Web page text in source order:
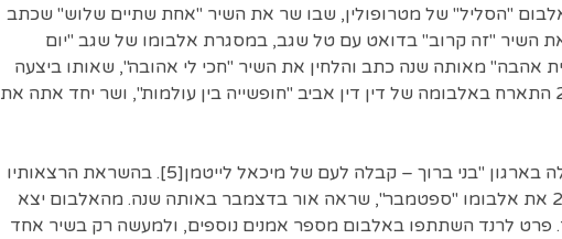
באלבום "הסליל" של מטרופולין, שבו שר את השיר "אחת שתיים שלוש" שכתב
השיר "זה קרוב" בדואט עם טל שגב, במסגרת אלבומו של שגב "יום
אהבה" מאותה שנה כתב והלחין את השיר "חכי לי אהובה", שאותו ביצעה
אברהם בדואט עם יהודה מסס. בשנת 2008 התארח באלבומה של דין דין אביב "חופשייה בין עולמות", ושר יחד אתה את
דוכין סיפר במספר ראיונות שהוא לומד קבלה בארגון "בני ברוך – קבלה לעם של מיכאל לייטמן[5]. בהשראת הרצאותיו
של לייטמן, יצר דוכין בחודש ספטמבר 2009 את אלבומו "ספטמבר", שראה אור בדצמבר באותה שנה. מהאלבום יצא
פרט לרנד השתתפו באלבום מספר אמנים נוספים, ולמעשה רק בשיר אחד